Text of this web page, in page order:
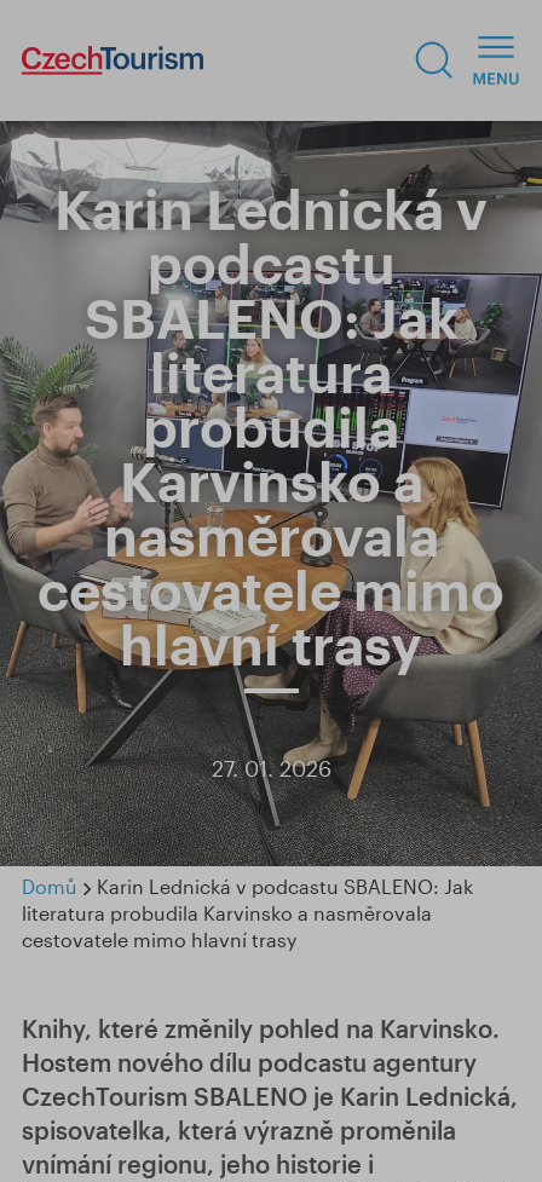
Karin Lednická v
podcastu
SBALENO: Jak
literatura
probudila
Karvinsko a
nasměrovala
cestovatele mimo
hlavní trasy
27. 01. 2026
Domů
Karin Lednická v podcastu SBALENO: Jak
literatura probudila Karvinsko a nasměrovala
cestovatele mimo hlavní trasy
Knihy, které změnily pohled na Karvinsko.
Hostem nového dílu podcastu agentury
CzechTourism SBALENO je Karin Lednická,
spisovatelka, která výrazně proměnila
vnímání regionu, jeho historie i